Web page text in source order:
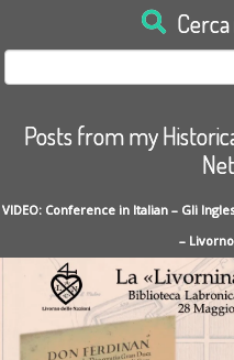
Ricerca
per:
Posts from my
VIDEO: Conference in Italian – Gli
–